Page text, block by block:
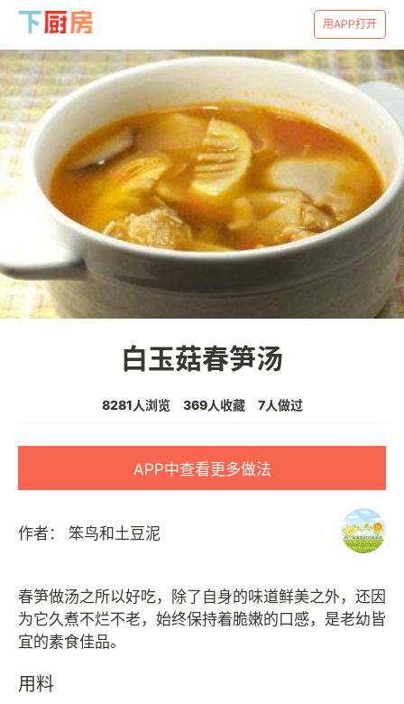
用APP打开
白玉菇春笋汤
8281人浏览 369人收藏 7人做过
APP中查看更多做法
作者： 笨鸟和土豆泥
春笋做汤之所以好吃，除了自身的味道鲜美之外，还因
为它久煮不烂不老，始终保持着脆嫩的口感，是老幼皆
用料